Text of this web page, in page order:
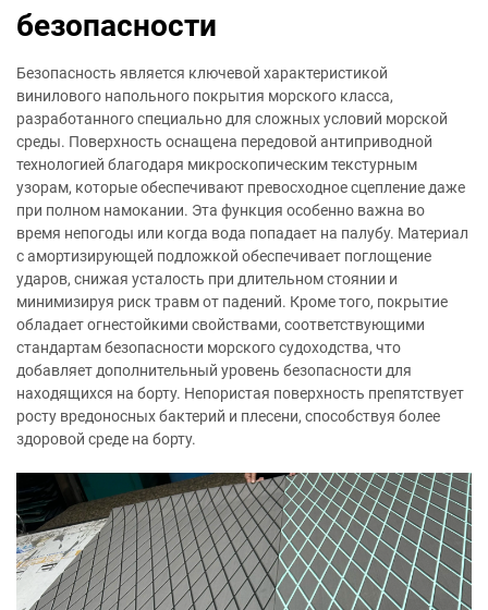
безопасности
Безопасность является ключевой характеристикой
винилового напольного покрытия морского класса,
разработанного специально для сложных условий морской
среды. Поверхность оснащена передовой антиприводной
технологией благодаря микроскопическим текстурным
узорам, которые обеспечивают превосходное сцепление даже
при полном намокании. Эта функция особенно важна во
время непогоды или когда вода попадает на палубу. Материал
с амортизирующей подложкой обеспечивает поглощение
ударов, снижая усталость при длительном стоянии и
минимизируя риск травм от падений. Кроме того, покрытие
обладает огнестойкими свойствами, соответствующими
стандартам безопасности морского судоходства, что
добавляет дополнительный уровень безопасности для
находящихся на борту. Непористая поверхность препятствует
росту вредоносных бактерий и плесени, способствуя более
здоровой среде на борту.